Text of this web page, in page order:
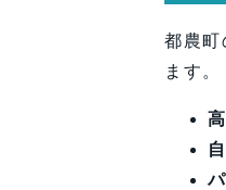
都農町
ます。